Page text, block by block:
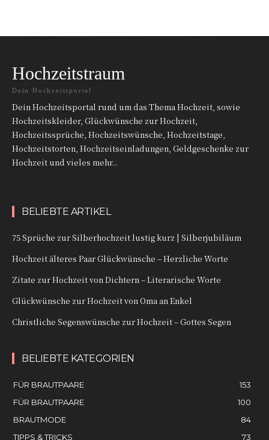
Hochzeitstraum
Dein Hochzeitsportal
Dein Hochzeitsportal rund um das Thema Hochzeit, sowie
Hochzeitskleider, Glückwünsche zur Hochzeit,
Hochzeitssprüche, Hochzeitswünsche, Hochzeitstage,
Hochzeitstorten, Hochzeitseinladungen, Geldgeschenke zur
Hochzeit und vieles mehr...
BELIEBTE ARTIKEL
75 Sprüche zur Silberhochzeit lustig kurz | Silberjubiläum
Hochzeit älteres Paar Glückwünsche – Herzliche Worte
Zitate zur Hochzeit von Dichtern – Literarische Worte
Glückwünsche zur Hochzeit von Oma an Enkel
Christliche Segenswünsche zur Hochzeit – Gottes Segen
BELIEBTE KATEGORIEN
FÜR BRAUTPAARE
153
FÜR BRAUTPAARE
100
BRAUTMODE
84
TIPPS & TRICKS
73